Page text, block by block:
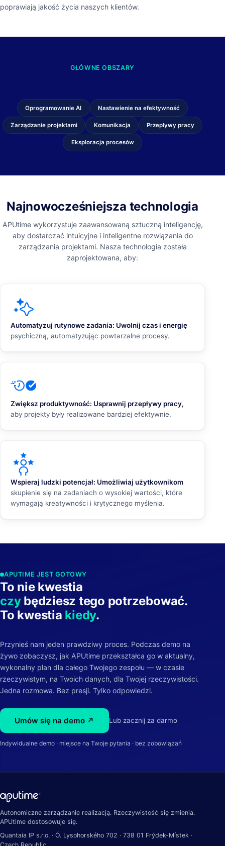
poprawiają jakość życia naszych klientów.
GŁÓWNE OBSZARY
Oprogramowanie AI Nastawienie na efektywność
Zarządzanie projektami Komunikacja Przepływy pracy
Eksploracja procesów
Najnowocześniejsza technologia
APUtime wykorzystuje zaawansowaną sztuczną inteligencję,
aby dostarczać intuicyjne i inteligentne rozwiązania do
zarządzania projektami. Nasza technologia została
zaprojektowana, aby:
Automatyzuj rutynowe zadania: Uwolnij czas i energię
psychiczną, automatyzując powtarzalne procesy.
Zwiększ produktywność: Usprawnij przepływy pracy,
aby projekty były realizowane bardziej efektywnie.
Wspieraj ludzki potencjał: Umożliwiaj użytkownikom
skupienie się na zadaniach o wysokiej wartości, które
wymagają kreatywności i krytycznego myślenia.
APUTIME JEST GOTOWY
To nie kwestia
czybędziesz tego potrzebować.
To kwestia kiedy.
Przynieś nam jeden prawdziwy proces. Podczas demo na
żywo zobaczysz, jak APUtime przekształca go w aktualny,
wykonalny plan dla całego Twojego zespołu — w czasie
rzeczywistym, na Twoich danych, dla Twojej rzeczywistości.
Jedna rozmowa. Bez presji. Tylko odpowiedzi.
Umów się na demo ↗ Lub zacznij za darmo
Indywidualne demo · miejsce na Twoje pytania · bez zobowiązań
Autonomiczne zarządzanie realizacją. Rzeczywistość się zmienia.
APUtime dostosowuje się.
Quantaia IP s.r.o. · Ó. Lysohorského 702 · 738 01 Frýdek-Místek ·